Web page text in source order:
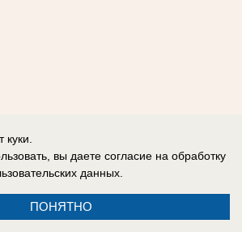
вы даете согласие на обработку
данных.
ПОНЯТНО